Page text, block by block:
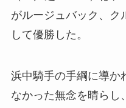
がルージュバック、ク
して優勝した。
浜中騎手の手綱に導か
なかった無念を晴らし